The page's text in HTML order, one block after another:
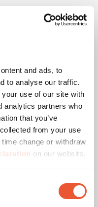
and ads, to
to analyse our traffic.
use of our site with
analytics partners who
that you’ve
from your use
change or withdraw
on our website.